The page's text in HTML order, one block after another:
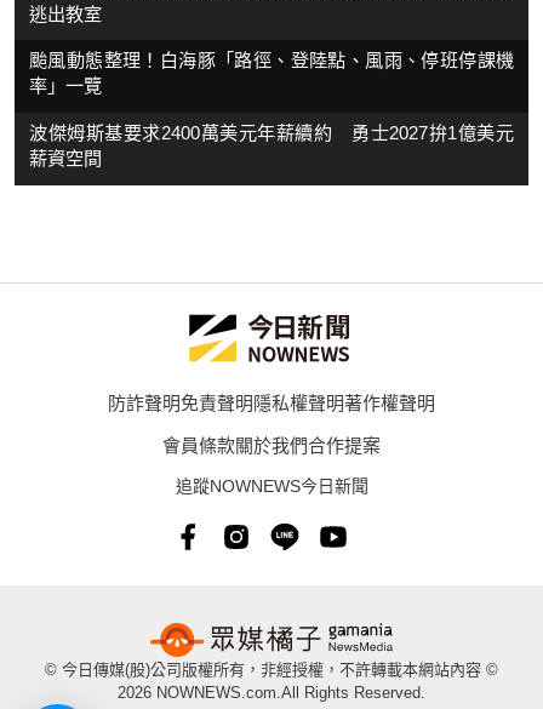
逃出教室
颱風動態整理！白海豚「路徑、登陸點、風雨、停班停課機
率」一覽
波傑姆斯基要求2400萬美元年薪續約 勇士2027拚1億美元
薪資空間
防詐聲明免責聲明隱私權聲明著作權聲明
會員條款關於我們合作提案
追蹤NOWNEWS今日新聞
© 今日傳媒(股)公司版權所有，非經授權，不許轉載本網站內容 ©
2026 NOWNEWS.com.All Rights Reserved.